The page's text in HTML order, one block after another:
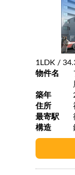
1LDK /
物件名
築年
住所
最寄駅
構造